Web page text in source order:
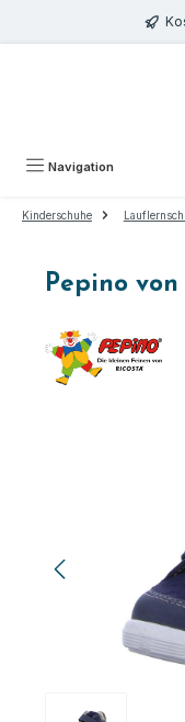
Zum Hauptinhalt springen
Navigation
Kinderschuhe
Pepino